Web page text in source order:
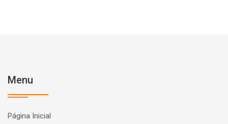
Menu
Página Inicial